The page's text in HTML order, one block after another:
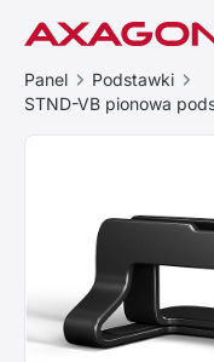
Panel
Podstawki
STND-VB pionowa